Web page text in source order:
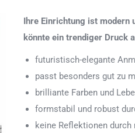
Ihre Einrichtung ist modern
könnte ein trendiger Druck
futuristisch-elegante
passt besonders gut zu
brilliante Farben und
formstabil und robust
keine Reflektionen